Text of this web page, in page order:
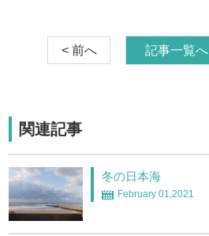
< 前へ 記事一覧へ
関連記事
冬の日本海
February 01,2021